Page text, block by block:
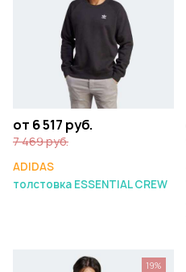
от 6 517 руб.
7 469 руб.
ADIDAS
толстовка ESSENTIAL CREW
19%